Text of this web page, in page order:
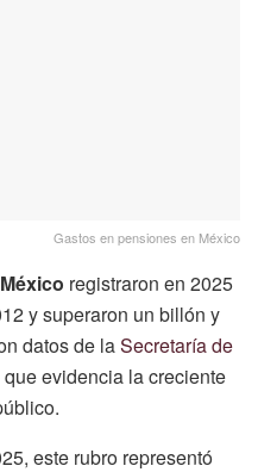
Gastos en pensiones en México
registraron en 2025
y superaron un billón y
datos de laSecretaría de
que evidencia la creciente
este rubro representó